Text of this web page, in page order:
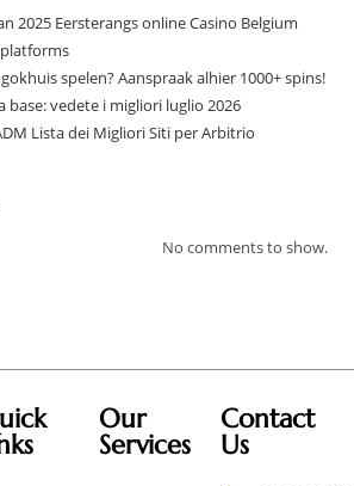
2025 Eersterangs online Casino Belgium
spelen? Aanspraak alhier 1000+ spins!
base: vedete i migliori luglio 2026
Lista dei Migliori Siti per Arbitrio
No comments to show.
Our
Services
Contact
Us